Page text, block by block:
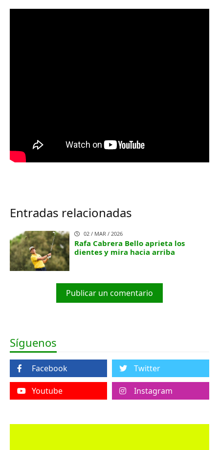
Entradas relacionadas
02 / MAR / 2026
Rafa Cabrera Bello aprieta los
dientes y mira hacia arriba
Publicar un comentario
Síguenos
Facebook Twitter
Youtube Instagram